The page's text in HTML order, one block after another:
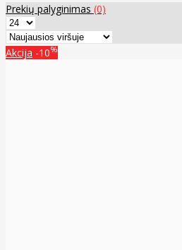
Prekių palyginimas (0)
Akcija -10%